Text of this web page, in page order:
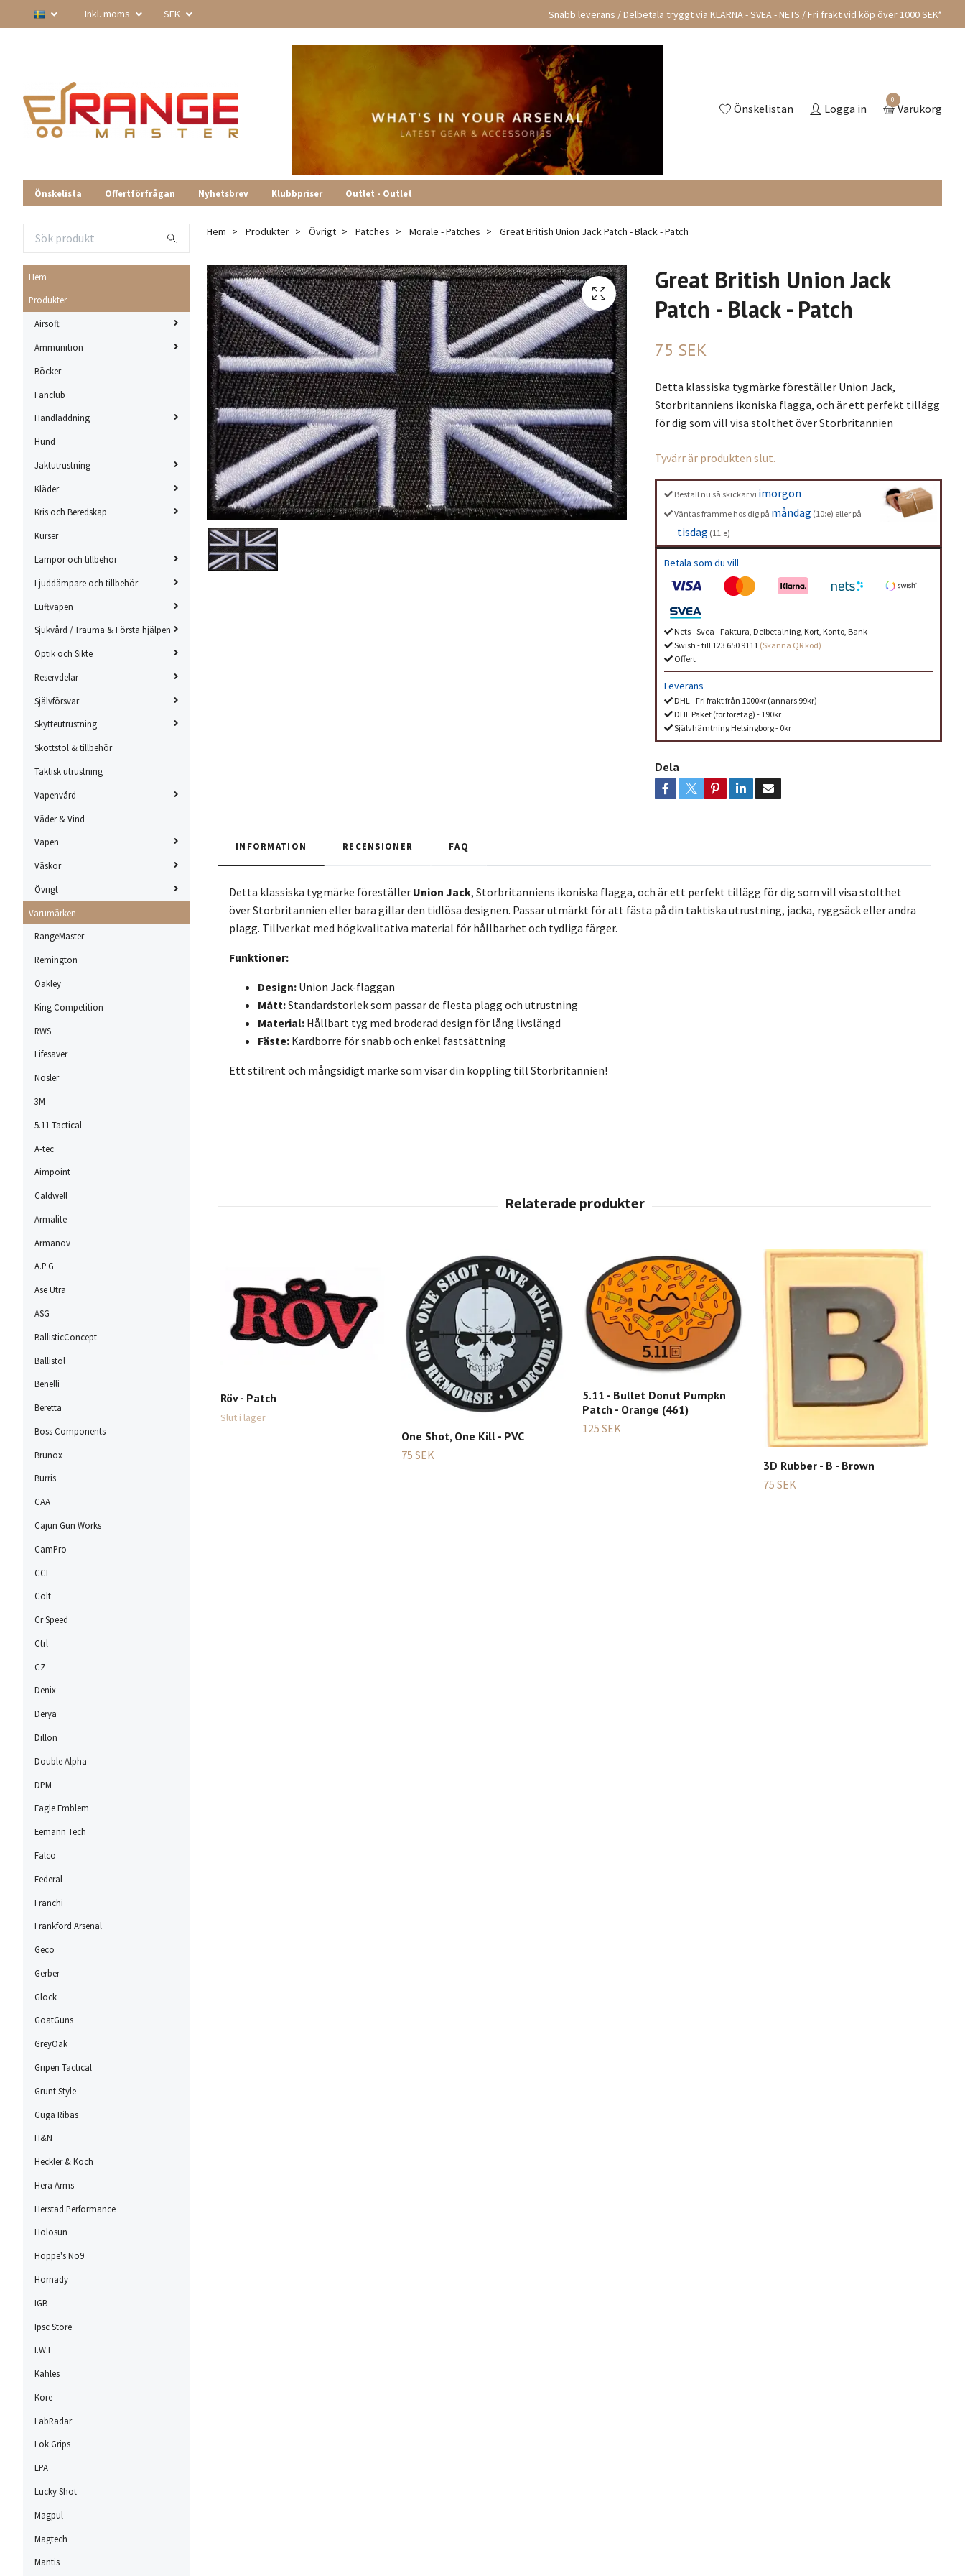
Inkl. moms SEK Snabb leverans / Delbetala tryggt via KLARNA - SVEA - NETS / Fri frakt vid köp över 1000 SEK*
Önskelistan Logga in
0
Varukorg
Önskelista Offertförfrågan Nyhetsbrev Klubbpriser Outlet - Outlet
Hem
Produkter
Airsoft
Ammunition
Böcker
Fanclub
Handladdning
Hund
Jaktutrustning
Kläder
Kris och Beredskap
Kurser
Lampor och tillbehör
Ljuddämpare och tillbehör
Luftvapen
Sjukvård / Trauma & Första hjälpen
Optik och Sikte
Reservdelar
Självförsvar
Skytteutrustning
Skottstol & tillbehör
Taktisk utrustning
Vapenvård
Väder & Vind
Vapen
Väskor
Övrigt
Varumärken
RangeMaster
Remington
Oakley
King Competition
RWS
Lifesaver
Nosler
3M
5.11 Tactical
A-tec
Aimpoint
Caldwell
Armalite
Armanov
A.P.G
Ase Utra
ASG
BallisticConcept
Ballistol
Benelli
Beretta
Boss Components
Brunox
Burris
CAA
Cajun Gun Works
CamPro
CCI
Colt
Cr Speed
Ctrl
CZ
Denix
Derya
Dillon
Double Alpha
DPM
Eagle Emblem
Eemann Tech
Falco
Federal
Franchi
Frankford Arsenal
Geco
Gerber
Glock
GoatGuns
GreyOak
Gripen Tactical
Grunt Style
Guga Ribas
H&N
Heckler & Koch
Hera Arms
Herstad Performance
Holosun
Hoppe's No9
Hornady
IGB
Ipsc Store
I.W.I
Kahles
Kore
LabRadar
Lok Grips
LPA
Lucky Shot
Magpul
Magtech
Mantis
Hem Produkter Övrigt Patches Morale - Patches Great British Union Jack Patch - Black - Patch
Great British Union Jack
Patch - Black - Patch
75 SEK
Detta klassiska tygmärke föreställer Union Jack,
Storbritanniens ikoniska flagga, och är ett perfekt tillägg
för dig som vill visa stolthet över Storbritannien
Tyvärr är produkten slut.
Beställ nu så skickar vi imorgon
Väntas framme hos dig på måndag (10:e) eller på
tisdag (11:e)
Betala som du vill
Nets - Svea - Faktura, Delbetalning, Kort, Konto, Bank
Swish - till 123 650 9111 (Skanna QR kod)
Offert
Leverans
DHL - Fri frakt från 1000kr (annars 99kr)
DHL Paket (för företag) - 190kr
Självhämtning Helsingborg - 0kr
Dela
INFORMATION RECENSIONER FAQ
Detta klassiska tygmärke föreställer Union Jack, Storbritanniens ikoniska flagga, och är ett perfekt tillägg för dig som vill visa stolthet
över Storbritannien eller bara gillar den tidlösa designen. Passar utmärkt för att fästa på din taktiska utrustning, jacka, ryggsäck eller andra
plagg. Tillverkat med högkvalitativa material för hållbarhet och tydliga färger.
Funktioner:
Design: Union Jack-flaggan
Mått:Standardstorlek som passar de flesta plagg och utrustning
Material: Hållbart tyg med broderad design för lång livslängd
Fäste: Kardborre för snabb och enkel fastsättning
Ett stilrent och mångsidigt märke som visar din koppling till Storbritannien!
Röv - Patch
Slut i lager
One Shot, One Kill - PVC
75 SEK
5.11 - Bullet Donut Pumpkn
Patch - Orange (461)
125 SEK
3D Rubber - B - Brown
75 SEK